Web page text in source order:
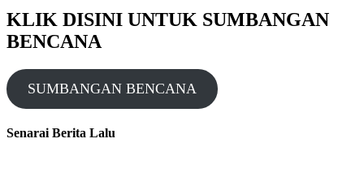
KLIK DISINI UNTUK SUMBANGAN
BENCANA
SUMBANGAN BENCANA
Senarai Berita Lalu